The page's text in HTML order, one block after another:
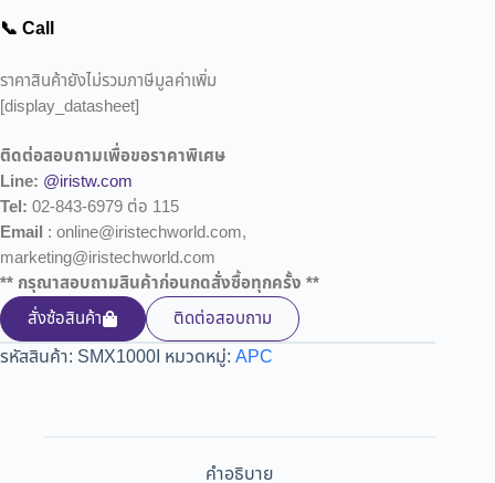
📞 Call
ราคาสินค้ายังไม่รวมภาษีมูลค่าเพิ่ม
[display_datasheet]
ติดต่อสอบถามเพื่อขอราคาพิเศษ
Line: @iristw.com
Tel: 02-843-6979 ต่อ 115
Email : online@iristechworld.com,
marketing@iristechworld.com
** กรุณาสอบถามสินค้าก่อนกดสั่งซื้อทุกครั้ง **
สั่งซ้อสินค้า
ติดต่อสอบถาม
รหัสสินค้า: SMX1000I หมวดหมู่: APC
คำอธิบาย